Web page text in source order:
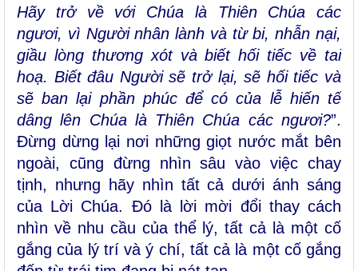
Hãy trở về với Chúa là Thiên Chúa các
ngươi, vì Người nhân lành và từ bi, nhẫn nại,
giầu lòng thương xót và biết hối tiếc về tai
hoạ. Biết đâu Người sẽ trở lại, sẽ hối tiếc và
sẽ ban lại phần phúc để có của lễ hiến tế
dâng lên Chúa là Thiên Chúa các ngươi?”.
Đừng dừng lại nơi những giọt nước mắt bên
ngoài, cũng đừng nhìn sâu vào việc chay
tịnh, nhưng hãy nhìn tất cả dưới ánh sáng
của Lời Chúa. Đó là lời mời đổi thay cách
nhìn về nhu cầu của thể lý, tất cả là một cố
gắng của lý trí và ý chí, tất cả là một cố gắng